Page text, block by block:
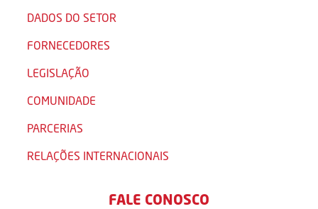
DADOS DO SETOR
FORNECEDORES
LEGISLAÇÃO
COMUNIDADE
PARCERIAS
RELAÇÕES INTERNACIONAIS
FALE CONOSCO